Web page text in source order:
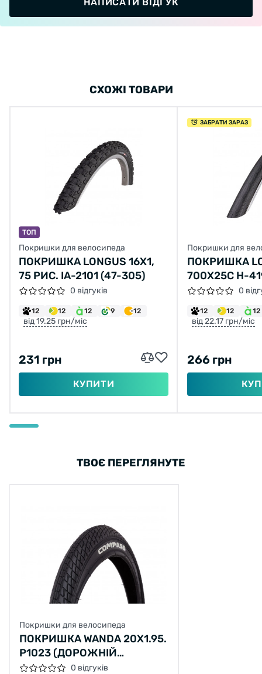
СХОЖІ ТОВАРИ
ТОП
Покришки для велосипеда
ПОКРИШКА LONGUS 16X1,
75 РИС. IA-2101 (47-305)
0 відгуків
12 12 12 9 12
від 19.25 грн/міс
231 грн
КУПИТИ
ЗАБРАТИ ЗАРАЗ
Покришки для
ПОКРИШКА
700X25C H-
0
12 12 12
від 22.17 грн/міс
266 грн
ТВОЄ ПЕРЕГЛЯНУТЕ
Покришки для велосипеда
ПОКРИШКА WANDA 20X1.95.
P1023 (ДОРОЖНІЙ
ПРОТЕКТОР)0 відгуків